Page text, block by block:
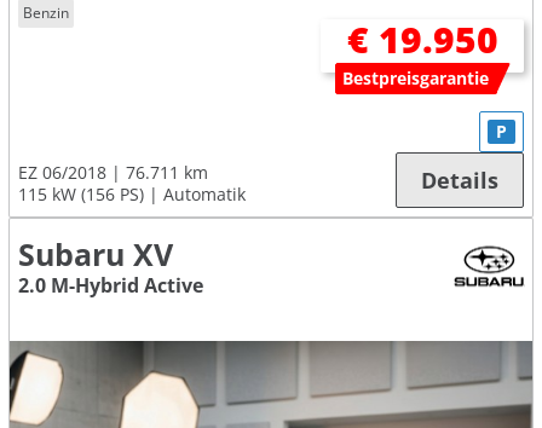
Benzin
€ 19.950
Bestpreisgarantie
EZ 06/2018
76.711 km
115 kW (156 PS)
Automatik
P
Details
Subaru XV
2.0 M-Hybrid Active